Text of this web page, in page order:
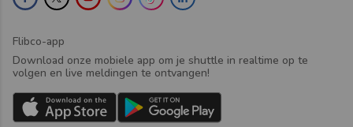
Flibco-app
Download onze mobiele app om je shuttle in realtime op te
volgen en live meldingen te ontvangen!